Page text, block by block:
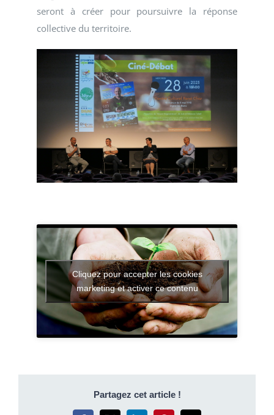
seront à créer pour poursuivre la réponse
collective du territoire.
Cliquez pour accepter les cookies
marketing et activer ce contenu
Partagez cet article !